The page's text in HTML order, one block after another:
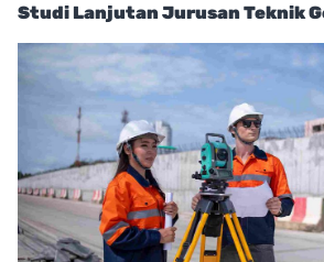
Studi Lanjutan Jurusan Teknik